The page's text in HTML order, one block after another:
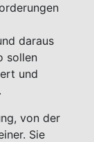
daraus
sollen
und
von der
Sie